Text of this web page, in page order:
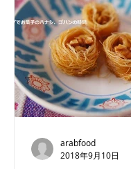
シリアの出入国
2025
arabfood
2018年9月10日